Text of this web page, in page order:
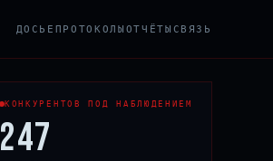
ДОСЬЕ ПРОТОКОЛЫ ОТЧЁТЫ СВЯЗЬ
КОНКУРЕНТОВ ПОД НАБЛЮДЕНИЕМ
247